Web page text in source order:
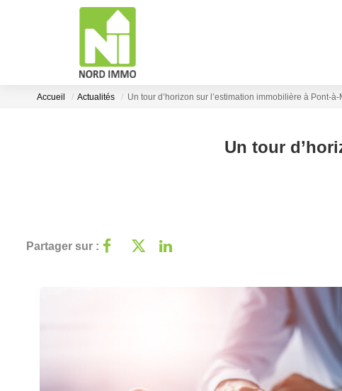
Accueil Actualités Un tour d’horizon sur l’estimation immobilière à Pont-à-
Un tour
Partager sur :